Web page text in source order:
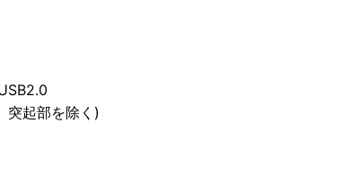
起部を除く)